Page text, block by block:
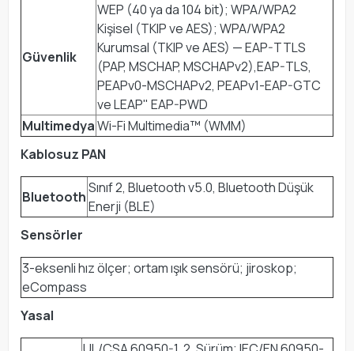
Güvenlik
WEP (40 ya da 104 bit); WPA/WPA2
Kişisel (TKIP ve AES); WPA/WPA2
Kurumsal (TKIP ve AES) — EAP-TTLS
(PAP, MSCHAP, MSCHAPv2),EAP-TLS,
PEAPv0-MSCHAPv2, PEAPv1-EAP-GTC
ve LEAP" EAP-PWD
MultimedyaWi-Fi Multimedia™ (WMM)
Kablosuz PAN
Bluetooth
Sınıf 2, Bluetooth v5.0, Bluetooth Düşük
Enerji (BLE)
Sensörler
3-eksenli hız ölçer; ortam ışık sensörü; jiroskop;
eCompass
Yasal